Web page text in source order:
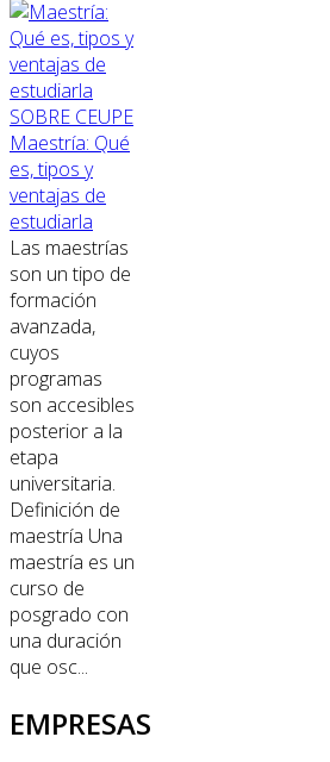
SOBRE CEUPE
Maestría: Qué
es, tipos y
ventajas de
estudiarla
Las maestrías
son un tipo de
formación
avanzada,
cuyos
programas
son accesibles
posterior a la
etapa
universitaria.
Definición de
maestría Una
maestría es un
curso de
posgrado con
una duración
que osc...
EMPRESAS